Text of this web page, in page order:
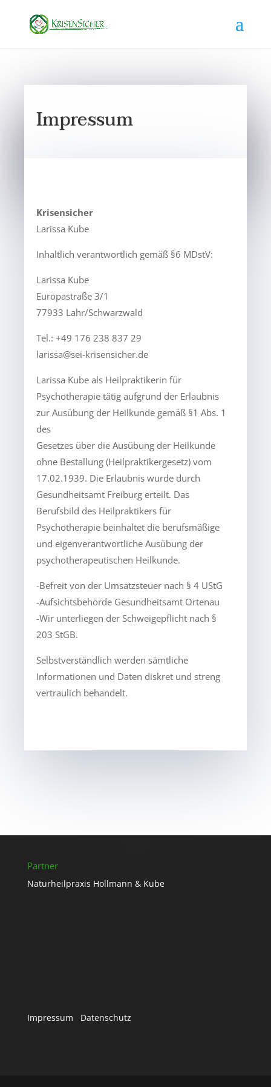
Impressum
Krisensicher
Larissa Kube
Inhaltlich verantwortlich gemäß §6 MDstV:
Larissa Kube
Europastraße 3/1
77933 Lahr/Schwarzwald
Tel.: +49 176 238 837 29
larissa@sei-krisensicher.de
Larissa Kube als Heilpraktikerin für
Psychotherapie tätig aufgrund der Erlaubnis
zur Ausübung der Heilkunde gemäß §1 Abs. 1
des
Gesetzes über die Ausübung der Heilkunde
ohne Bestallung (Heilpraktikergesetz) vom
17.02.1939. Die Erlaubnis wurde durch
Gesundheitsamt Freiburg erteilt. Das
Berufsbild des Heilpraktikers für
Psychotherapie beinhaltet die berufsmäßige
und eigenverantwortliche Ausübung der
psychotherapeutischen Heilkunde.
-Befreit von der Umsatzsteuer nach § 4 UStG
-Aufsichtsbehörde Gesundheitsamt Ortenau
-Wir unterliegen der Schweigepflicht nach §
203 StGB.
Selbstverständlich werden sämtliche
Informationen und Daten diskret und streng
vertraulich behandelt.
Partner
Naturheilpraxis Hollmann & Kube
Impressum Datenschutz